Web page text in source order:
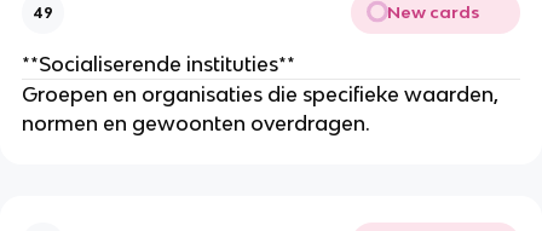
49 New cards
**Socialiserende instituties**
Groepen en organisaties die specifieke waarden,
normen en gewoonten overdragen.